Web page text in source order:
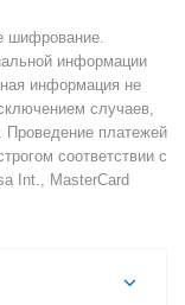
шифрование.
информации
информация не
случаев,
Проведение платежей
соответствии с
Int., MasterCard